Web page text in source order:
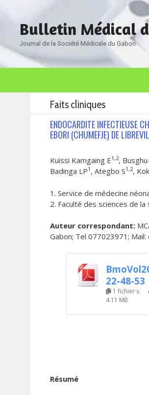
contenuBulletin Médical
Journal de la Société Médicale du Gabon
Faits cliniques
ENDOCARDITE INFECTIEUSE
EBORI (CHUMEFJE) DE
Kuissi Kamgaing E1,2,
Badinga LP1 , Ategbo S1,2,
1. Service de médecine
2. Faculté des sciences de
Auteur correspondant:
Gabon; Tel 077023971; Mail:
22-48-53
1 fichier·s
4.11 MB
Résumé